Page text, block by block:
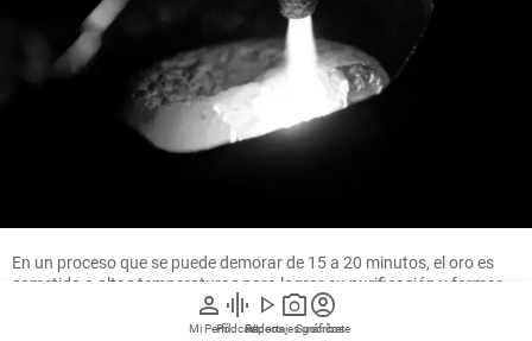
person
Mi Perfil
graphic_eq
Pódcast
play_arrow
Videos
photo_camera
Reportajes gráficos
account_circle
Suscríbete
En un proceso que se puede demorar de 15 a 20 minutos, el oro es
sometido a altas temperaturas para lograr su purificación y formar
el lingote. FOTO MANUEL SALDARRIAGA